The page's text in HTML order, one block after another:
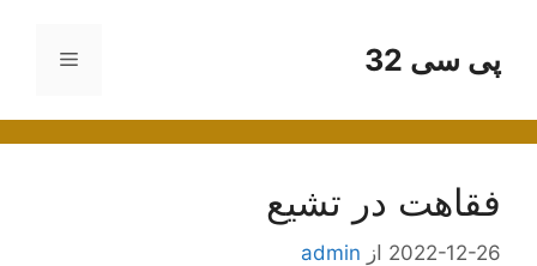
محتواپی سی 32 فهرست
فقاهت در تشیع
2022-12-26 از admin